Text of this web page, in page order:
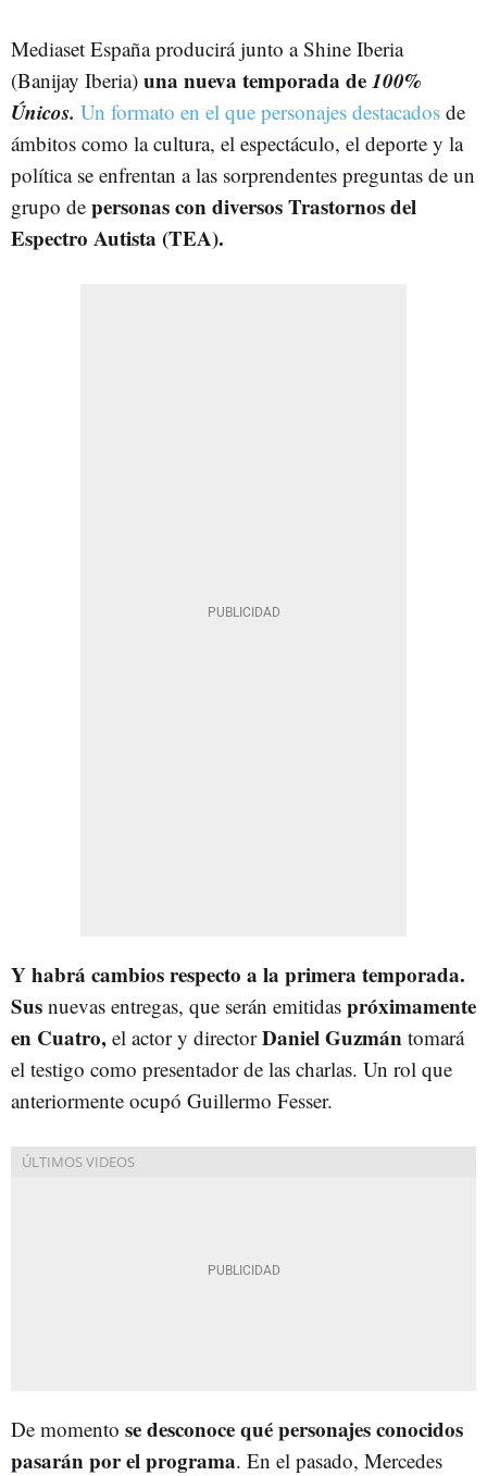
Mediaset España producirá junto a Shine Iberia
(Banijay Iberia) una nueva temporada de100%
Únicos. Un formato en el que personajes destacados de
ámbitos como la cultura, el espectáculo, el deporte y la
política se enfrentan a las sorprendentes preguntas de un
grupo de personas con diversos Trastornos del
Espectro Autista (TEA).
Y habrá cambios respecto a la primera temporada.
Sus nuevas entregas, que serán emitidas próximamente
en Cuatro, el actor y directorDaniel Guzmán tomará
el testigo como presentador de las charlas. Un rol que
anteriormente ocupó Guillermo Fesser.
De momento se desconoce qué personajes conocidos
pasarán por el programa. En el pasado, Mercedes